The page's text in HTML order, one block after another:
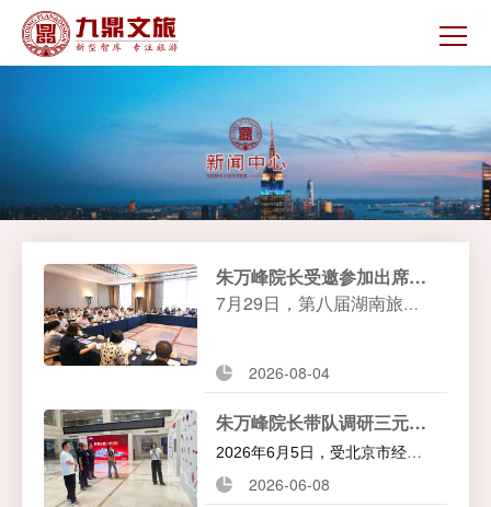
朱万峰院长受邀参加出席第八届湖南旅游发展大会专家研讨会
7月29日，第八届湖南旅游
者等为大会筹备、株洲文旅
发展把脉出招，我院院长朱
万峰受邀参加出席会议。
2026-08-04
朱万峰院长带队调研三元食品，共话工厂适旅化改造新路径
2026年6月5日，受北京市经济
和信息化局产业经济研究中心邀
2026-06-08